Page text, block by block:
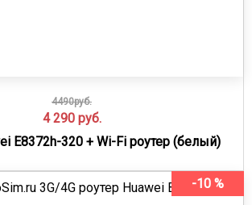
4490руб.
4 290 руб.
E8372h-320 + Wi-Fi роутер (белый)
-10 %